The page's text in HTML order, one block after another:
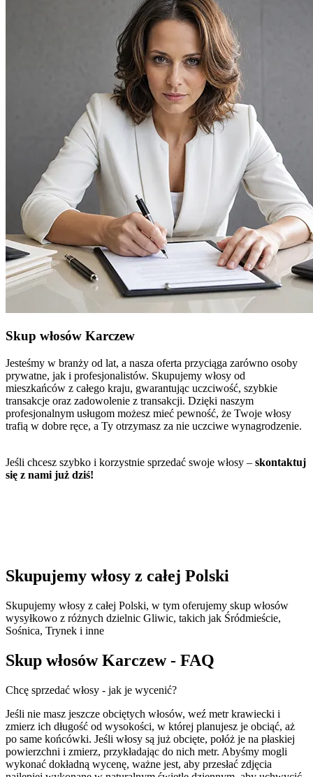
Skup włosów Karczew
Jesteśmy w branży od lat, a nasza oferta przyciąga zarówno osoby
prywatne, jak i profesjonalistów. Skupujemy włosy od
mieszkańców z całego kraju, gwarantując uczciwość, szybkie
transakcje oraz zadowolenie z transakcji. Dzięki naszym
profesjonalnym usługom możesz mieć pewność, że Twoje włosy
trafią w dobre ręce, a Ty otrzymasz za nie uczciwe wynagrodzenie.
Jeśli chcesz szybko i korzystnie sprzedać swoje włosy – skontaktuj
się z nami już dziś!
Skupujemy włosy z całej Polski
Skupujemy włosy z całej Polski, w tym oferujemy skup włosów
wysyłkowo z różnych dzielnic Gliwic, takich jak Śródmieście,
Sośnica, Trynek i inne
Skup włosów Karczew - FAQ
Chcę sprzedać włosy - jak je wycenić?
Jeśli nie masz jeszcze obciętych włosów, weź metr krawiecki i
zmierz ich długość od wysokości, w której planujesz je obciąć, aż
po same końcówki. Jeśli włosy są już obcięte, połóż je na płaskiej
powierzchni i zmierz, przykładając do nich metr. Abyśmy mogli
wykonać dokładną wycenę, ważne jest, aby przesłać zdjęcia